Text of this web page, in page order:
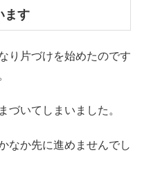
ます
り片づけを始めたのです
づいてしまいました。
なか先に進めませんでし